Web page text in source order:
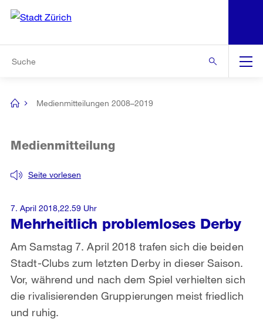
Navigation
[no
Medienmitteilungen 2008–2019
Mehrheitlich problemloses Derby
Seite vorlesen
Medienmitteilung
Am Samstag 7. April 2018 trafen sich die beiden
Stadt-Clubs zum letzten Derby in dieser Saison.
Vor, während und nach dem Spiel verhielten sich
die rivalisierenden Gruppierungen meist friedlich
und ruhig.
7. April 2018,22.59 Uhr